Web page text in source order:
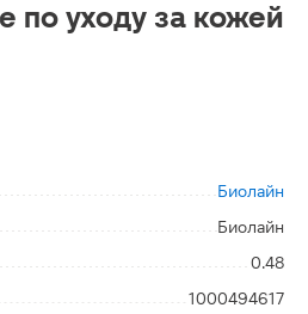
по уходу за кожей
Биолайн
Биолайн
0.48
1000494617